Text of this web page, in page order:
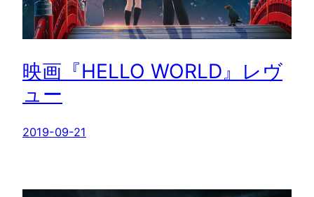
映画『HELLO WORLD』レヴ
ュー
2019-09-21